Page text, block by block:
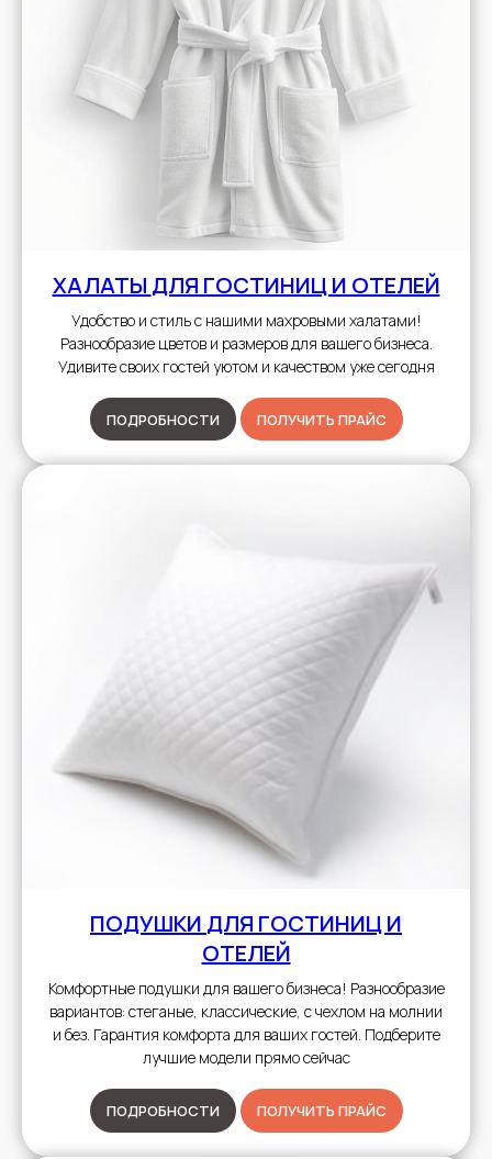
ХАЛАТЫ ДЛЯ ГОСТИНИЦ И ОТЕЛЕЙ
Удобство и стиль с нашими махровыми халатами!
Разнообразие цветов и размеров для вашего бизнеса.
Удивите своих гостей уютом и качеством уже сегодня
ПОДРОБНОСТИ ПОЛУЧИТЬ ПРАЙС
ПОДУШКИ ДЛЯ ГОСТИНИЦ И
ОТЕЛЕЙ
Комфортные подушки для вашего бизнеса! Разнообразие
вариантов: стеганые, классические, с чехлом на молнии
и без. Гарантия комфорта для ваших гостей. Подберите
лучшие модели прямо сейчас
ПОДРОБНОСТИ ПОЛУЧИТЬ ПРАЙС